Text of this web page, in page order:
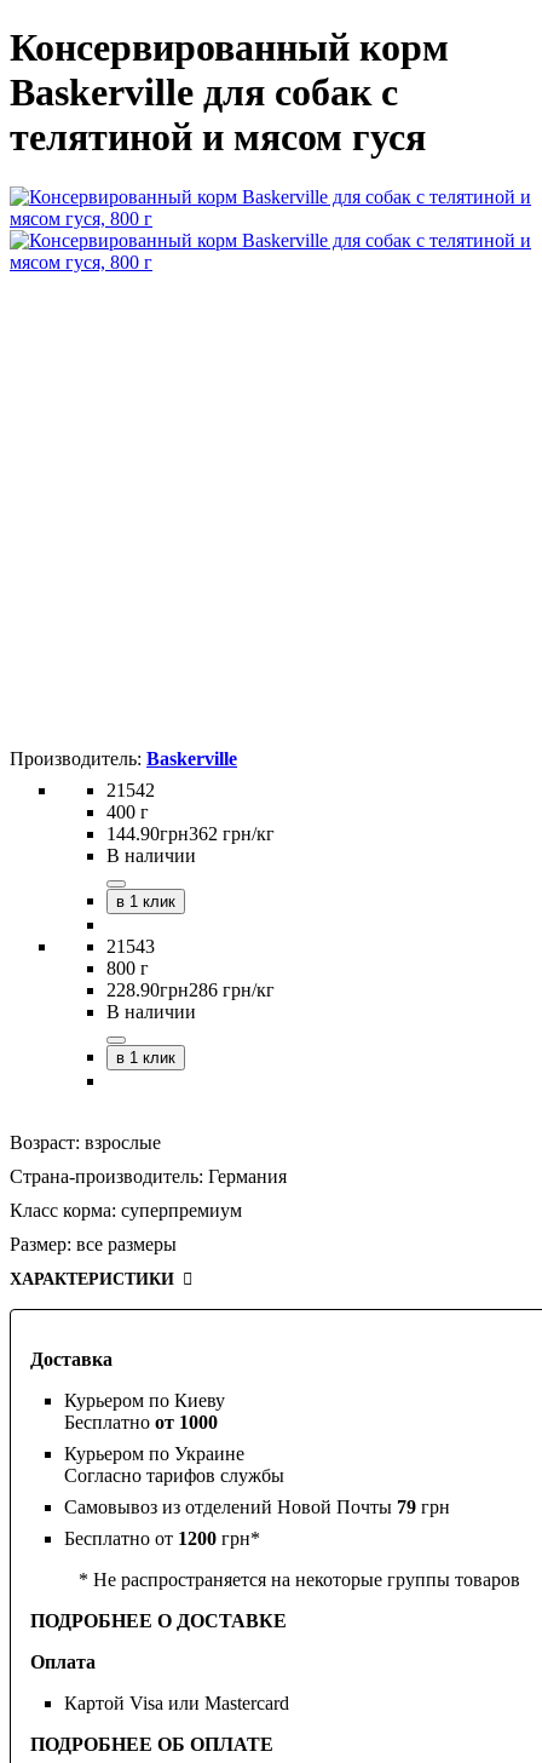
Консервированный корм
Baskerville для собак с
телятиной и мясом гуся
Доставка
Курьером по Киеву
Бесплатно от 1000
Курьером по Украине
Согласно тарифов службы
Самовывоз из отделений Новой Почты 79 грн
Бесплатно от 1200 грн*
* Не распространяется на некоторые группы товаров
ПОДРОБНЕЕ О ДОСТАВКЕ
Оплата
Картой Visa или Mastercard
ПОДРОБНЕЕ ОБ ОПЛАТЕ
Baskerville
21542
400 г
144.90грн362 грн/кг
В наличии
в 1 клик
21543
800 г
228.90грн286 грн/кг
В наличии
в 1 клик
Возраст: взрослые
Страна-производитель: Германия
Класс корма: суперпремиум
Размер: все размеры
ХАРАКТЕРИСТИКИ